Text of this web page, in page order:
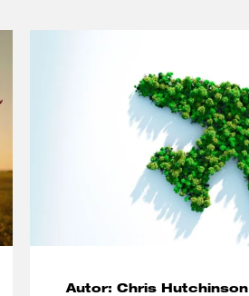
Autor: Chris Hutchinson